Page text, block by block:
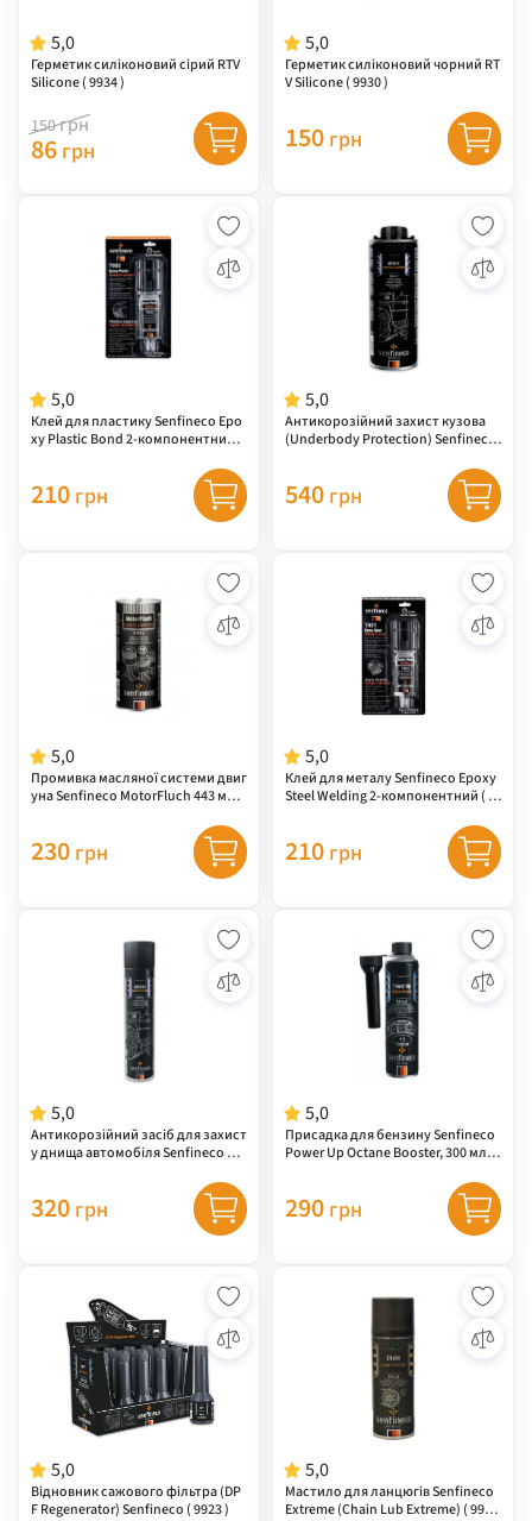
5,0
Герметик силіконовий сірий RTV
Silicone ( 9934 )
150грн
86 грн
5,0
Герметик силіконовий чорний RT
V Silicone ( 9930 )
150 грн
5,0
Клей для пластику Senfineco Epo
xy Plastic Bond 2-компонентний (
210 грн
5,0
Антикорозійний захист кузова
(Underbody Protection) Senfineco,
540 грн
5,0
Промивка масляної системи двиг
уна Senfineco MotorFluch 443 мл (
230 грн
5,0
Клей для металу Senfineco Epoxy
Steel Welding 2-компонентний ( 7
210 грн
5,0
Антикорозійний засіб для захист
у днища автомобіля Senfineco Un
320 грн
5,0
Присадка для бензину Senfineco
Power Up Octane Booster, 300 мл (
290 грн
5,0
Відновник сажового фільтра (DP
F Regenerator) Senfineco ( 9923 )
5,0
Мастило для ланцюгів Senfineco
Extreme (Chain Lub Extreme) ( 9924